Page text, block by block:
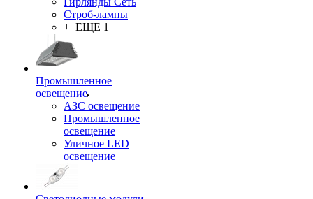
Строб-лампы
+ ЕЩЕ 1
Промышленное
освещение
АЗС освещение
Промышленное
освещение
Уличное LED
освещение